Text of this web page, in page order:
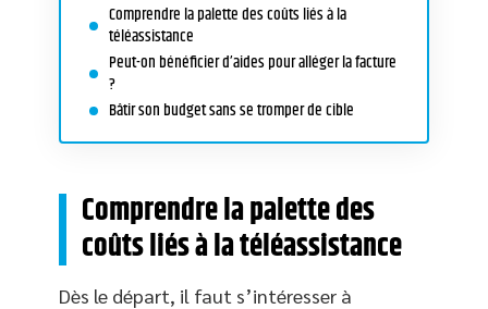
Comprendre la palette des coûts liés à la
téléassistance
Peut-on bénéficier d’aides pour alléger la facture
?
Bâtir son budget sans se tromper de cible
Comprendre la palette des
coûts liés à la téléassistance
Dès le départ, il faut s’intéresser à